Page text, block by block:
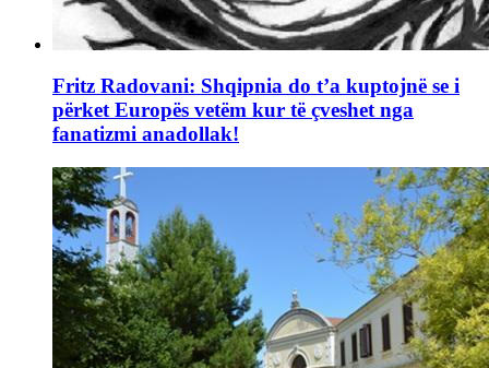
Fritz Radovani: Shqipnia do t’a kuptojnë se i
përket Europës vetëm kur të çveshet nga
fanatizmi anadollak!